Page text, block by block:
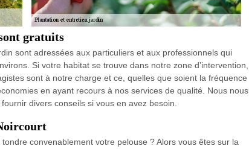
gratuits
sont adressées aux particuliers et aux professionnels qui
Si votre habitat se trouve dans notre zone d’intervention,
sont à notre charge et ce, quelles que soient la fréquence
en ayant recours à nos services de qualité. Nous nous
divers conseils si vous en avez besoin.
convenablement votre pelouse ? Alors vous êtes sur la